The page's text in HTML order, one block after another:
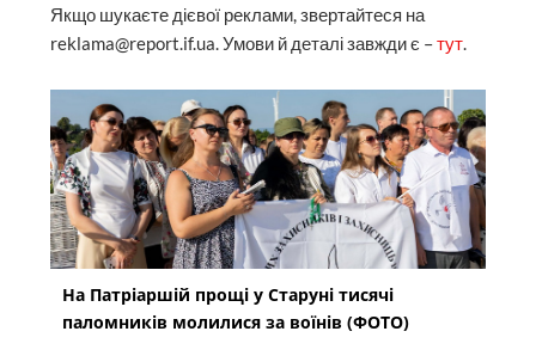
Якщо шукаєте дієвої реклами, звертайтеся на
reklama@report.if.ua. Умови й деталі завжди є –тут.
На Патріаршій прощі у Старуні тисячі
паломників молилися за воїнів (ФОТО)